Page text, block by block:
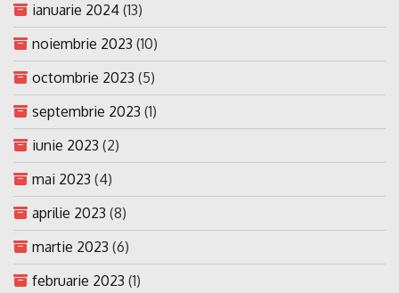
ianuarie 2024 (13)
noiembrie 2023 (10)
octombrie 2023 (5)
septembrie 2023 (1)
iunie 2023 (2)
mai 2023 (4)
aprilie 2023 (8)
martie 2023 (6)
februarie 2023 (1)